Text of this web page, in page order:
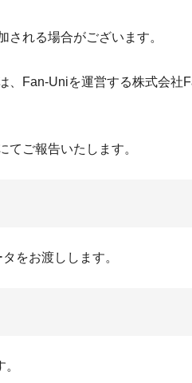
れる場合がございます。
、Fan-Uniを運営する株式会社
ご報告いたします。
をお渡しします。